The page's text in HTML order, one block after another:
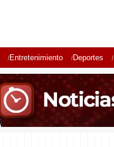
Entretenimiento Deportes